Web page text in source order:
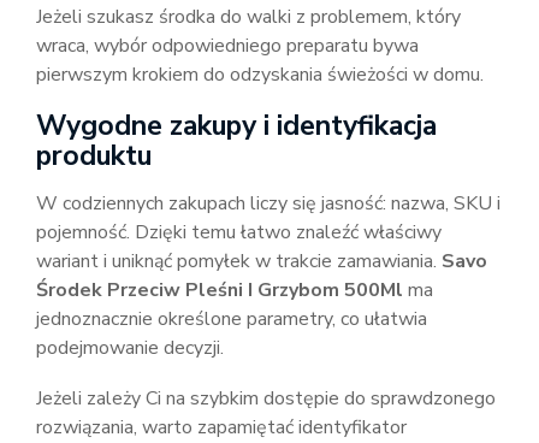
Jeżeli szukasz środka do walki z problemem, który
wraca, wybór odpowiedniego preparatu bywa
pierwszym krokiem do odzyskania świeżości w domu.
Wygodne zakupy i identyfikacja
produktu
W codziennych zakupach liczy się jasność: nazwa, SKU i
pojemność. Dzięki temu łatwo znaleźć właściwy
wariant i uniknąć pomyłek w trakcie zamawiania. Savo
Środek Przeciw Pleśni I Grzybom 500Ml ma
jednoznacznie określone parametry, co ułatwia
podejmowanie decyzji.
Jeżeli zależy Ci na szybkim dostępie do sprawdzonego
rozwiązania, warto zapamiętać identyfikator